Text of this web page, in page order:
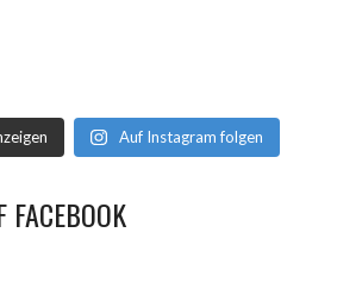
Auf Instagram folgen
FACEBOOK